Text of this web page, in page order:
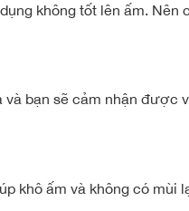
không tốt lên ấm.
bạn sẽ cảm nhận được
khô ấm và không có mùi